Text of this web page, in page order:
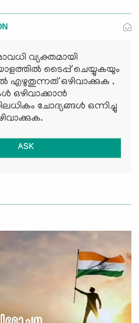
വ്യക്തമായി
ടൈപ്പ് ചെയ്യുകയും
എഴുതുന്നത് ഒഴിവാക്കുക .
ഒഴിവാക്കാന്‍
ചോദ്യങ്ങള്‍ ഒന്നിച്ചു
ASK